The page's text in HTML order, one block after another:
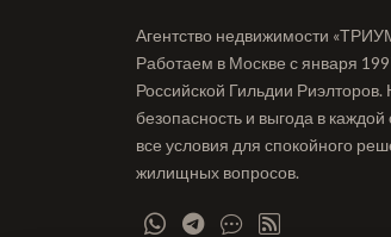
Агентство недвижимости
Работаем в Москве с января
Российской Гильдии
безопасность и выгода в
все условия для спокойного
жилищных вопросов.